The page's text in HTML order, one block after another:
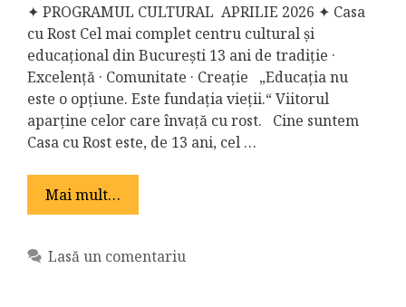
✦ PROGRAMUL CULTURAL APRILIE 2026 ✦ Casa
cu Rost Cel mai complet centru cultural și
educațional din București 13 ani de tradiție ·
Excelență · Comunitate · Creație „Educația nu
este o opțiune. Este fundația vieții.“ Viitorul
aparține celor care învață cu rost. Cine suntem
Casa cu Rost este, de 13 ani, cel …
Mai mult…
Lasă un comentariu